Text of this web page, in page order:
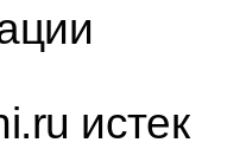
истек